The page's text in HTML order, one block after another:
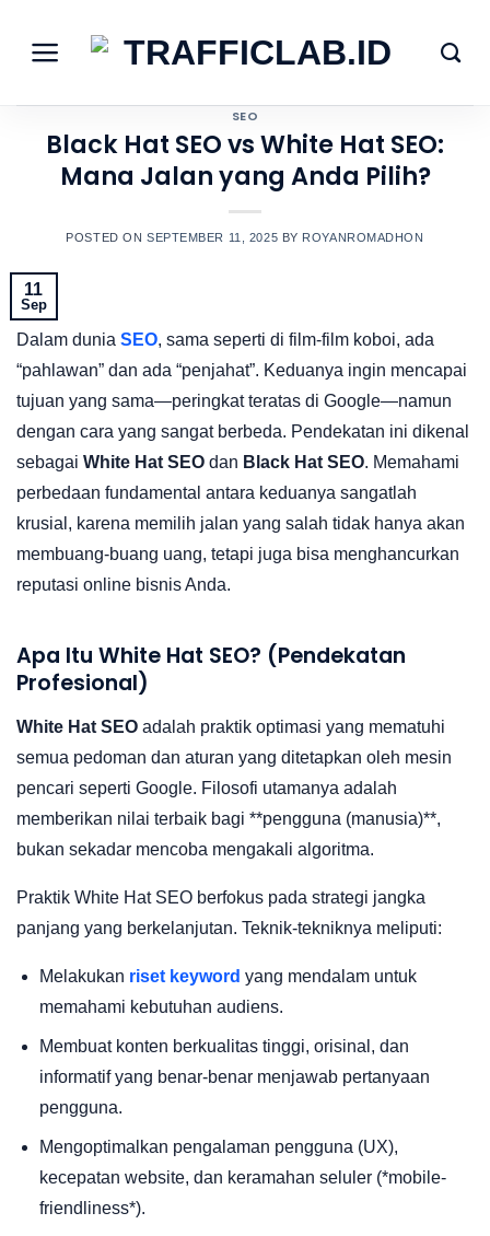
content
SEO
Black Hat SEO vs White Hat SEO:
Mana Jalan yang Anda Pilih?
POSTED ON SEPTEMBER 11, 2025 BY ROYANROMADHON
11
Sep
Dalam dunia SEO, sama seperti di film-film koboi, ada
“pahlawan” dan ada “penjahat”. Keduanya ingin mencapai
tujuan yang sama—peringkat teratas di Google—namun
dengan cara yang sangat berbeda. Pendekatan ini dikenal
sebagai White Hat SEO dan Black Hat SEO. Memahami
perbedaan fundamental antara keduanya sangatlah
krusial, karena memilih jalan yang salah tidak hanya akan
membuang-buang uang, tetapi juga bisa menghancurkan
reputasi online bisnis Anda.
Apa Itu White Hat SEO? (Pendekatan
Profesional)
White Hat SEO adalah praktik optimasi yang mematuhi
semua pedoman dan aturan yang ditetapkan oleh mesin
pencari seperti Google. Filosofi utamanya adalah
memberikan nilai terbaik bagi **pengguna (manusia)**,
bukan sekadar mencoba mengakali algoritma.
Praktik White Hat SEO berfokus pada strategi jangka
panjang yang berkelanjutan. Teknik-tekniknya meliputi:
Melakukan riset keyword yang mendalam untuk
memahami kebutuhan audiens.
Membuat konten berkualitas tinggi, orisinal, dan
informatif yang benar-benar menjawab pertanyaan
pengguna.
Mengoptimalkan pengalaman pengguna (UX),
kecepatan website, dan keramahan seluler (*mobile-
friendliness*).